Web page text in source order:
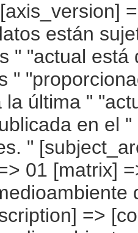
=> Dinamarca [6] => Alemania [7] => Estonia [8] => Irlanda [9] => Grecia [10] => España [11] => Francia [12] => Italia [13] => Chipre [14] => Letonia [15] => Lituania [16] => Luxemburgo [17] => Hungría [18] => Malta [19] => Países Bajos [20] => Austria [21] => Polonia [22] => Portugal [23] => Rumanía [24] => Eslovenia [25] => Eslovaquia [26] => Finlandia [27] => Suecia [28] => Reino Unido ) [periodo] => Array ( [0] => 1990 [1] => 1991 [2] => 1992 [3] => 1993 [4] => 1994 [5] => 1995 [6] => 1996 [7] => 1997 [8] => 1998 [9] => 1999 [10] => 2000 [11] => 2001 [12] => 2002 [13] => 2003 [14] => 2004 [15] => 2005 [16] => 2006 [17] => 2007 ) [indicador] => Array ( [0] => Gasto [1] => Inversión [2] => Gasto corriente ) ) [codes] => Array ( ) [map] => Array ( ) [decimals] => 2 [showdecimals] => 2 [source] => EUROSTAT [contact] => INE E-mail: www.ine.es/